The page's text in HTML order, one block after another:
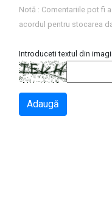
Notă : Comentariile pot fi
acordul pentru stocarea
Introduceti textul din
Adaugă